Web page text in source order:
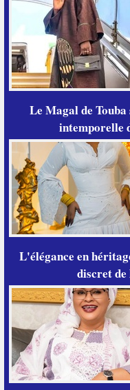
Le Magal de Touba
intemporelle
L'élégance en
discret de